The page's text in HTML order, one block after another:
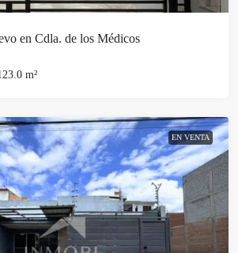
en Cdla. de los Médicos
m²
EN VENTA